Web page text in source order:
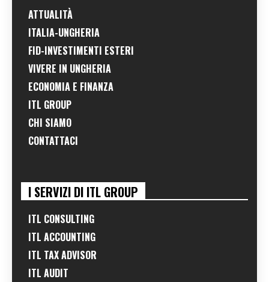
ATTUALITÀ
ITALIA-UNGHERIA
FID-INVESTIMENTI ESTERI
VIVERE IN UNGHERIA
ECONOMIA E FINANZA
ITL GROUP
CHI SIAMO
CONTATTACI
I SERVIZI DI ITL GROUP
ITL CONSULTING
ITL ACCOUNTING
ITL TAX ADVISOR
ITL AUDIT